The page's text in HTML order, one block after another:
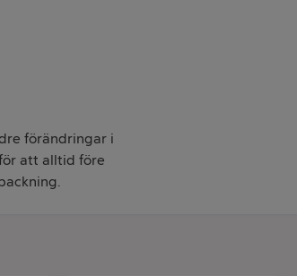
förändringar i
att alltid före